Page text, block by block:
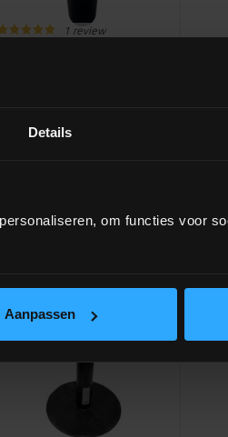
Details
om functies voor
Aanpassen
1 review
EPDM kraag